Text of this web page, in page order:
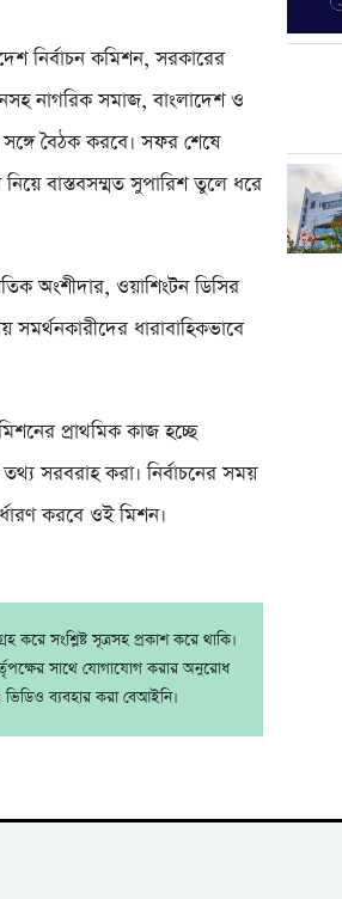
নির্বাচন কমিশন, সরকারের
নাগরিক সমাজ, বাংলাদেশ ও
বৈঠক করবে। সফর শেষে
বাস্তবসম্মত সুপারিশ তুলে ধরে
অংশীদার, ওয়াশিংটন ডিসির
সমর্থনকারীদের ধারাবাহিকভাবে
প্রাথমিক কাজ হচ্ছে
তথ্য সরবরাহ করা। নির্বাচনের সময়
করবে ওই মিশন।
করে সংশ্লিষ্ট সূত্রসহ প্রকাশ করে থাকি।
সাথে যোগাযোগ করার অনুরোধ
ব্যবহার করা বেআইনি।